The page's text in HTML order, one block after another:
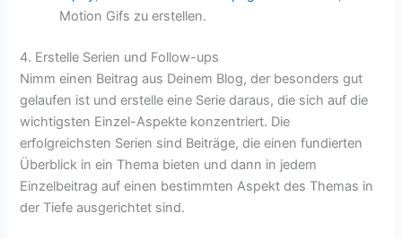
Motion Gifs zu erstellen.
4. Erstelle Serien und Follow-ups
Nimm einen Beitrag aus Deinem Blog, der besonders gut
gelaufen ist und erstelle eine Serie daraus, die sich auf die
wichtigsten Einzel-Aspekte konzentriert. Die
erfolgreichsten Serien sind Beiträge, die einen fundierten
Überblick in ein Thema bieten und dann in jedem
Einzelbeitrag auf einen bestimmten Aspekt des Themas in
der Tiefe ausgerichtet sind.